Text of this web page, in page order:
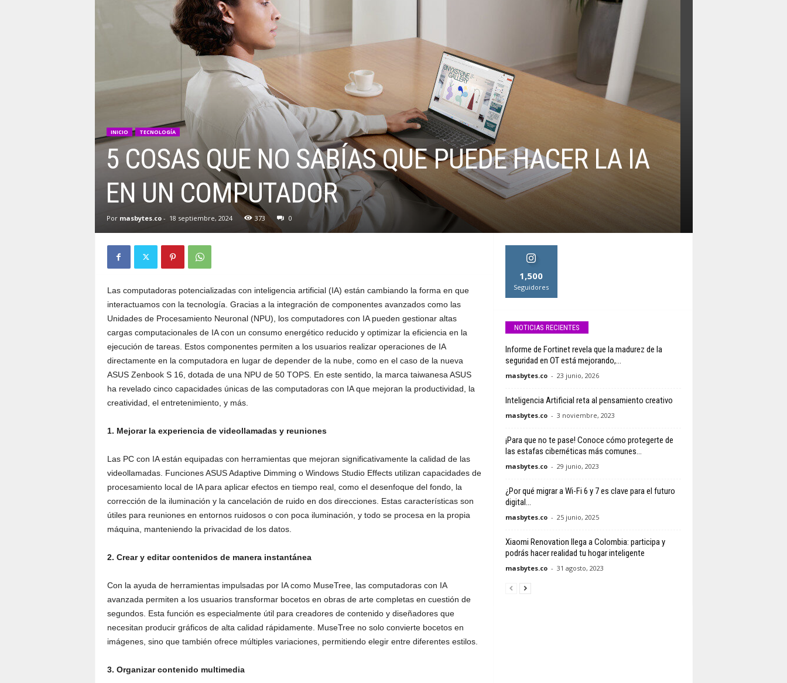
INICIO TECNOLOGÍA
5 COSAS QUE NO SABÍAS QUE PUEDE HACER LA IA
EN UN COMPUTADOR
Por masbytes.co- 18 septiembre, 2024 373 0
Las computadoras potencializadas con inteligencia artificial (IA) están cambiando la forma en que
interactuamos con la tecnología. Gracias a la integración de componentes avanzados como las
Unidades de Procesamiento Neuronal (NPU), los computadores con IA pueden gestionar altas
cargas computacionales de IA con un consumo energético reducido y optimizar la eficiencia en la
ejecución de tareas. Estos componentes permiten a los usuarios realizar operaciones de IA
directamente en la computadora en lugar de depender de la nube, como en el caso de la nueva
ASUS Zenbook S 16, dotada de una NPU de 50 TOPS. En este sentido, la marca taiwanesa ASUS
ha revelado cinco capacidades únicas de las computadoras con IA que mejoran la productividad, la
creatividad, el entretenimiento, y más.
1. Mejorar la experiencia de videollamadas y reuniones
Las PC con IA están equipadas con herramientas que mejoran significativamente la calidad de las
videollamadas. Funciones ASUS Adaptive Dimming o Windows Studio Effects utilizan capacidades de
procesamiento local de IA para aplicar efectos en tiempo real, como el desenfoque del fondo, la
corrección de la iluminación y la cancelación de ruido en dos direcciones. Estas características son
útiles para reuniones en entornos ruidosos o con poca iluminación, y todo se procesa en la propia
máquina, manteniendo la privacidad de los datos.
2. Crear y editar contenidos de manera instantánea
Con la ayuda de herramientas impulsadas por IA como MuseTree, las computadoras con IA
avanzada permiten a los usuarios transformar bocetos en obras de arte completas en cuestión de
segundos. Esta función es especialmente útil para creadores de contenido y diseñadores que
necesitan producir gráficos de alta calidad rápidamente. MuseTree no solo convierte bocetos en
imágenes, sino que también ofrece múltiples variaciones, permitiendo elegir entre diferentes estilos.
3. Organizar contenido multimedia
1,500
Seguidores
NOTICIAS RECIENTES
Informe de Fortinet revela que la madurez de la
seguridad en OT está mejorando,...
masbytes.co - 23 junio, 2026
Inteligencia Artificial reta al pensamiento creativo
masbytes.co - 3 noviembre, 2023
¡Para que no te pase! Conoce cómo protegerte de
las estafas cibernéticas más comunes...
masbytes.co - 29 junio, 2023
¿Por qué migrar a Wi-Fi 6 y 7 es clave para el futuro
digital...
masbytes.co - 25 junio, 2025
Xiaomi Renovation llega a Colombia: participa y
podrás hacer realidad tu hogar inteligente
masbytes.co - 31 agosto, 2023